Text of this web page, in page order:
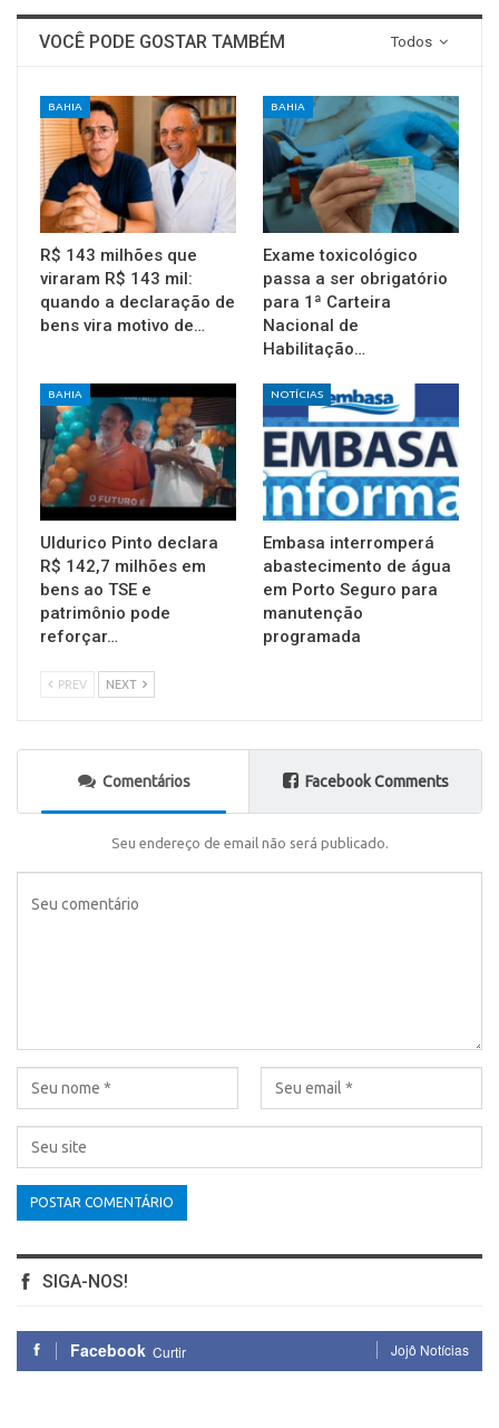
Todos
VOCÊ PODE GOSTAR TAMBÉM
BAHIA
R$ 143 milhões que
viraram R$ 143 mil:
quando a declaração de
bens vira motivo de…
BAHIA
Exame toxicológico
passa a ser obrigatório
para 1ª Carteira
Nacional de
Habilitação…
BAHIA
Uldurico Pinto declara
R$ 142,7 milhões em
bens ao TSE e
patrimônio pode
reforçar…
NOTÍCIAS
Embasa interromperá
abastecimento de água
em Porto Seguro para
manutenção
programada
PREV NEXT
Comentários Facebook Comments
Seu endereço de email não será publicado.
SIGA-NOS!
Facebook Curtir Jojô Notícias